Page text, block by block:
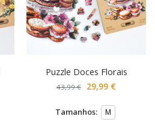
Puzzle Doces Florais
43,99€ 29,99 €
Tamanhos: M